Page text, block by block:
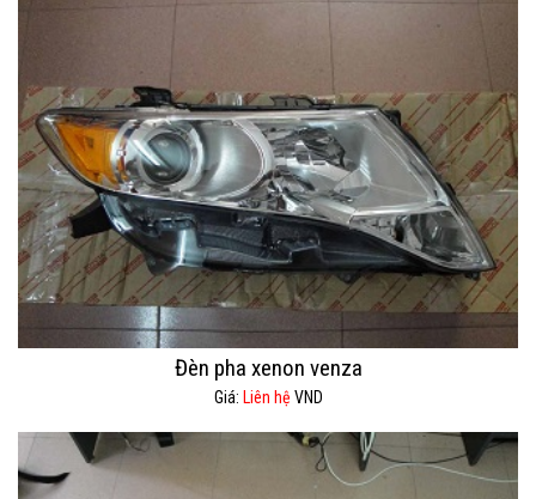
Đèn pha xenon venza
Giá: Liên hệ VND